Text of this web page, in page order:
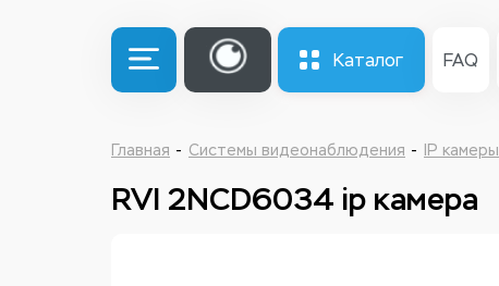
Каталог FAQ
Главная Системы видеонаблюдения IP камеры
RVI 2NCD6034 ip камера